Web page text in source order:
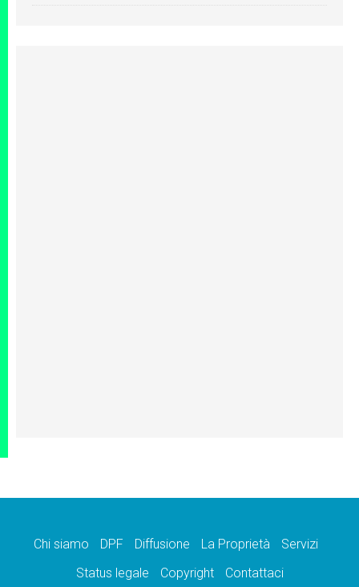
Chi siamo DPF Diffusione La Proprietà
Servizi
Status legale
Copyright Contattaci